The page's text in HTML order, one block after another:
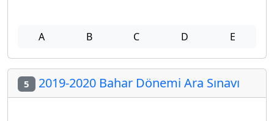
A B C D E
5 2019-2020 Bahar Dönemi Ara Sınavı